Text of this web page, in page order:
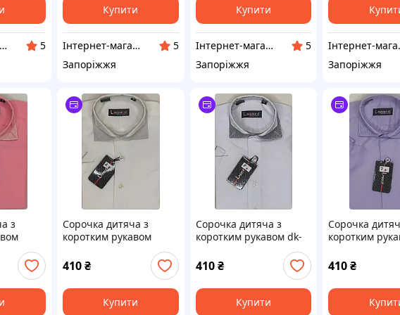
Інтернет-магазин "Dendy"
5
Купити
Інтернет-магазин "Dendy"
5
Запоріжжя
Купити
Інтернет-магазин "Dendy"
5
Запоріжжя
Запоріжжя
з
Сорочка дитяча з
коротким рукавом
dк-0002 Lagard айворі
однотонна
комбінована приталені
для хлопчиків
410₴
Купити
Сорочка дитяча з
коротким рукавом dk-
однотонна
комбінована приталені
410 ₴
Купити
Сорочка
коротким
0007 Lagard
однотонна
комбінована
410₴